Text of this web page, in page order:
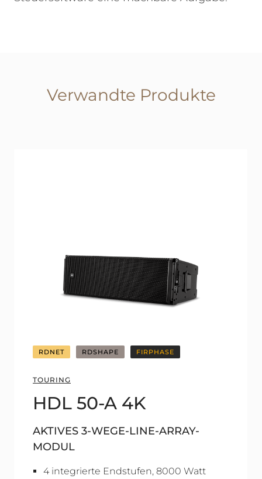
Verwandte Produkte
RDNET RDSHAPE FIRPHASE
TOURING
HDL 50-A 4K
AKTIVES 3-WEGE-LINE-ARRAY-
MODUL
4 integrierte Endstufen, 8000 Watt